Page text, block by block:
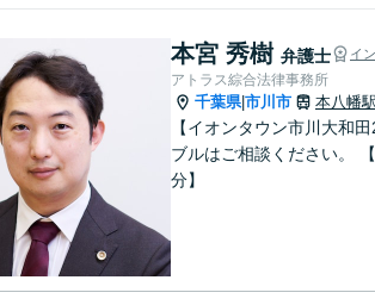
本宮 秀樹 弁護士 イ
アトラス綜合法律事務所
千葉県|市川市 本八幡駅
【イオンタウン市川大和
ブルはご相談ください。
分】